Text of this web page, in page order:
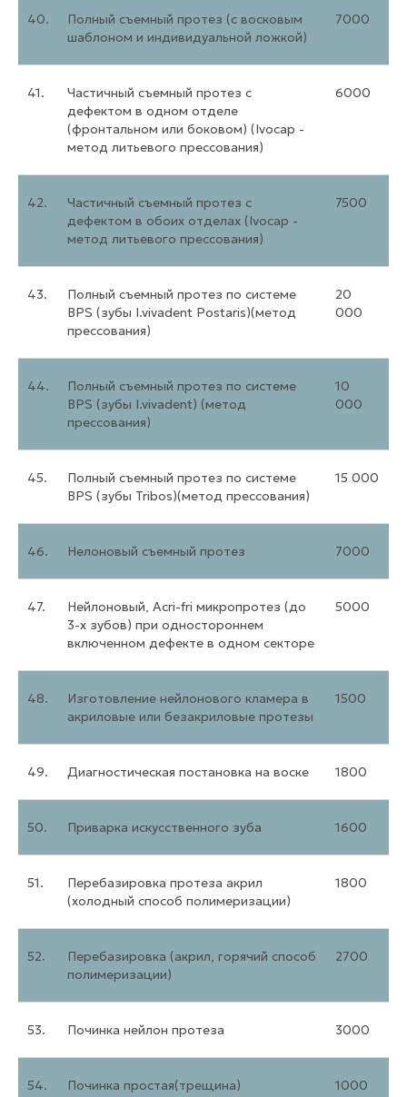
40.
Полный съемный протез (с восковым
шаблоном и индивидуальной ложкой)
7000
41.
Частичный съемный протез с
дефектом в одном отделе
(фронтальном или боковом) (Ivocap -
метод литьевого прессования)
6000
42.
Частичный съемный протез с
дефектом в обоих отделах (Ivocap -
метод литьевого прессования)
7500
43.
Полный съемный протез по системе
BPS (зубы I.vivadent Postaris)(метод
прессования)
20
000
44.
Полный съемный протез по системе
BPS (зубы I.vivadent) (метод
прессования)
10
000
45.
Полный съемный протез по системе
BPS (зубы Tribos)(метод прессования)
15 000
46. Нелоновый съемный протез 7000
47.
Нейлоновый, Acri-fri микропротез (до
3-х зубов) при одностороннем
включенном дефекте в одном секторе
5000
48.
Изготовление нейлонового кламера в
акриловые или безакриловые протезы
1500
49. Диагностическая постановка на воске 1800
50. Приварка искусственного зуба 1600
51.
Перебазировка протеза акрил
(холодный способ полимеризации)
1800
52.
Перебазировка (акрил, горячий способ
полимеризации)
2700
53. Починка нейлон протеза 3000
54. Починка простая(трещина) 1000